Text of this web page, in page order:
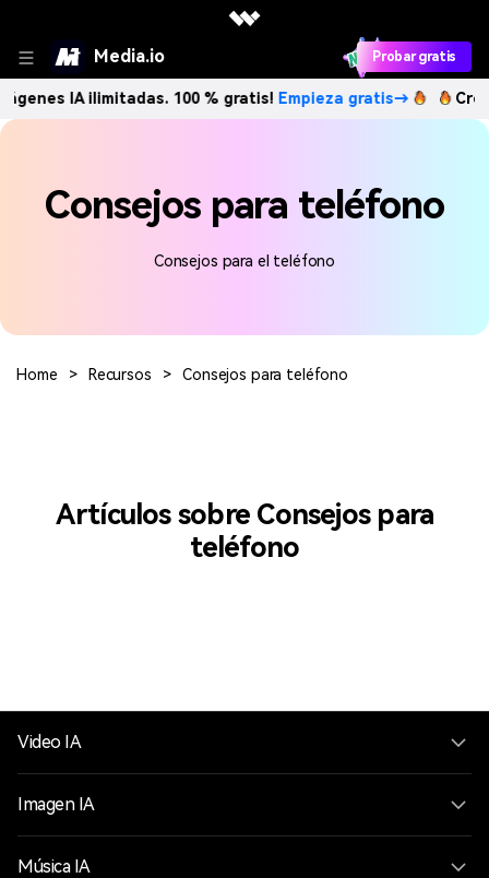
Media.io Probar gratis
IA ilimitadas. 100 % gratis!Empieza gratis→
Consejos para teléfono
Consejos para el teléfono
Home > Recursos > Consejos para teléfono
Artículos sobre Consejos para
teléfono
Video IA
Imagen IA
Música IA